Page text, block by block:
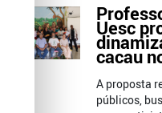
Uesc
cacau
A proposta
públicos,